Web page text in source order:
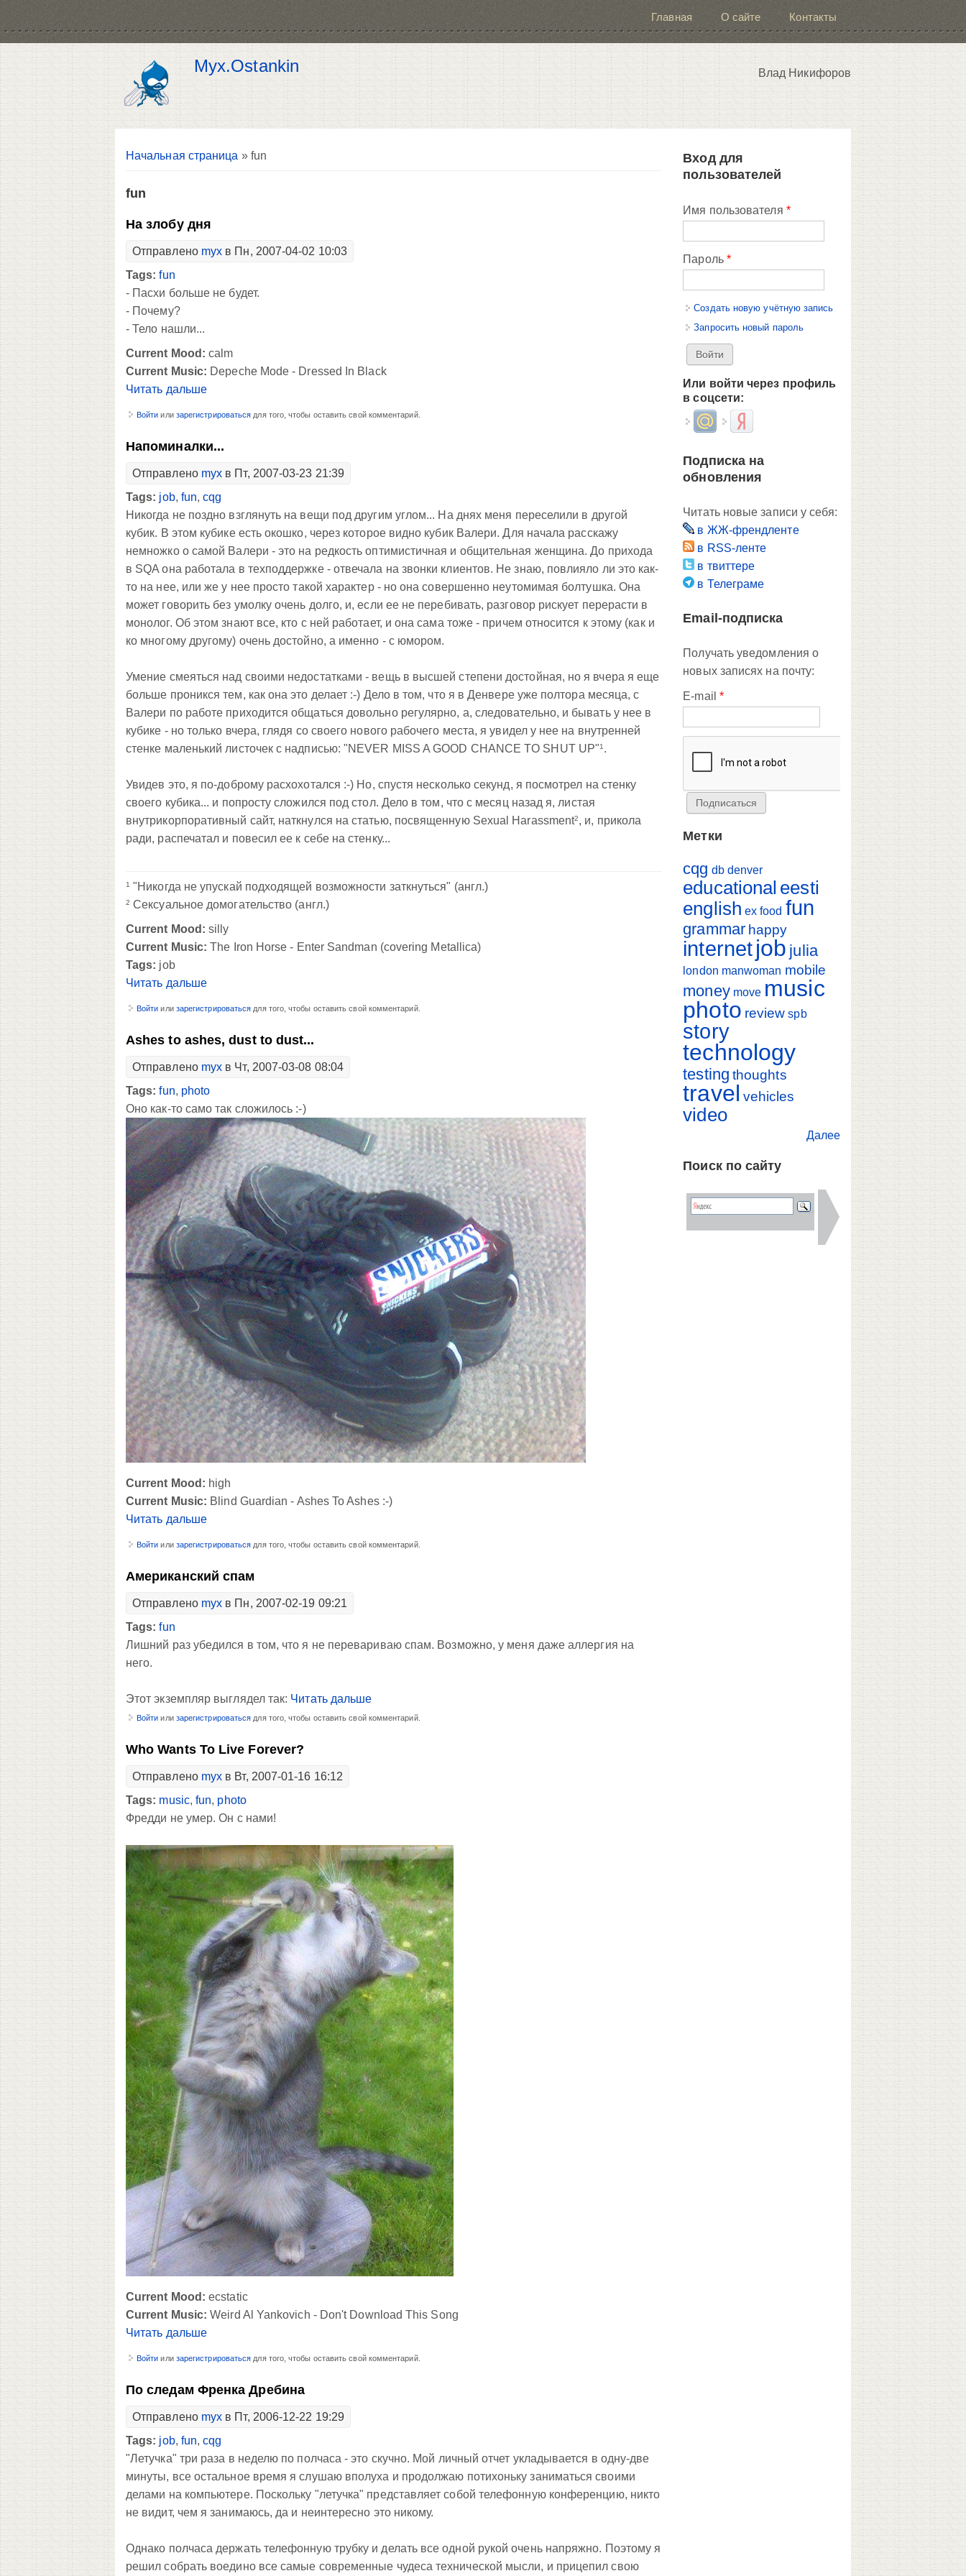
Главная О сайте Контакты
Myx.Ostankin Влад Никифоров
Вы здесь
Начальная страница » fun
fun
На злобу дня
Отправлено myx в Пн, 2007-04-02 10:03
Tags:fun
- Пасхи больше не будет.
- Почему?
- Тело нашли...
Current Mood: calm
Current Music: Depeche Mode - Dressed In Black
Читать дальше
Войти или зарегистрироваться для того, чтобы оставить свой комментарий.
Напоминалки...
Отправлено myx в Пт, 2007-03-23 21:39
Tags: job, fun,cqg
Никогда не поздно взглянуть на вещи под другим углом... На днях меня переселили в другой
кубик. В этом кубике есть окошко, через которое видно кубик Валери. Для начала расскажу
немножко о самой Валери - это на редкость оптимистичная и общительная женщина. До прихода
в SQA она работала в техподдержке - отвечала на звонки клиентов. Не знаю, повлияло ли это как-
то на нее, или же у нее просто такой характер - но она совершенно неутомимая болтушка. Она
может говорить без умолку очень долго, и, если ее не перебивать, разговор рискует перерасти в
монолог. Об этом знают все, кто с ней работает, и она сама тоже - причем относится к этому (как и
ко многому другому) очень достойно, а именно - с юмором.
Умение смеяться над своими недостатками - вещь в высшей степени достойная, но я вчера я еще
больше проникся тем, как она это делает :-) Дело в том, что я в Денвере уже полтора месяца, с
Валери по работе приходится общаться довольно регулярно, а, следовательно, и бывать у нее в
кубике - но только вчера, глядя со своего нового рабочего места, я увидел у нее на внутренней
стенке маленький листочек с надписью: "NEVER MISS A GOOD CHANCE TO SHUT UP"1 .
Увидев это, я по-доброму расхохотался :-) Но, спустя несколько секунд, я посмотрел на стенку
своего кубика... и попросту сложился под стол. Дело в том, что с месяц назад я, листая
внутрикорпоративный сайт, наткнулся на статью, посвященную Sexual Harassment2, и, прикола
ради, распечатал и повесил ее к себе на стенку...
1 "Никогда не упускай подходящей возможности заткнуться" (англ.)
2 Сексуальное домогательство (англ.)
Current Mood: silly
Current Music: The Iron Horse - Enter Sandman (covering Metallica)
Tags: job
Читать дальше
Войти или зарегистрироваться для того, чтобы оставить свой комментарий.
Ashes to ashes, dust to dust...
Отправлено myx в Чт, 2007-03-08 08:04
Tags:fun, photo
Оно как-то само так сложилось :-)
Current Mood: high
Current Music: Blind Guardian - Ashes To Ashes :-)
Читать дальше
Войти или зарегистрироваться для того, чтобы оставить свой комментарий.
Американский спам
Отправлено myx в Пн, 2007-02-19 09:21
Tags:fun
Лишний раз убедился в том, что я не перевариваю спам. Возможно, у меня даже аллергия на
него.
Этот экземпляр выглядел так: Читать дальше
Войти или зарегистрироваться для того, чтобы оставить свой комментарий.
Who Wants To Live Forever?
Отправлено myx в Вт, 2007-01-16 16:12
Tags: music,fun, photo
Фредди не умер. Он с нами!
Current Mood: ecstatic
Current Music: Weird Al Yankovich - Don't Download This Song
Читать дальше
Войти или зарегистрироваться для того, чтобы оставить свой комментарий.
По следам Френка Дребина
Отправлено myx в Пт, 2006-12-22 19:29
Tags: job, fun,cqg
"Летучка" три раза в неделю по полчаса - это скучно. Мой личный отчет укладывается в одну-две
минуты, все остальное время я слушаю вполуха и продолжаю потихоньку заниматься своими
делами на компьютере. Поскольку "летучка" представляет собой телефонную конференцию, никто
не видит, чем я занимаюсь, да и неинтересно это никому.
Однако полчаса держать телефонную трубку и делать все одной рукой очень напряжно. Поэтому я
решил собрать воедино все самые современные чудеса технической мысли, и прицепил свою
Вход для
пользователей
Имя пользователя *
Пароль *
Создать новую учётную запись
Запросить новый пароль
Или войти через профиль
в соцсети:
Login with Mail.ruLogin with Яндекс
Подписка на
обновления
Читать новые записи у себя:
в ЖЖ-френдленте
в RSS-ленте
в твиттере
в Телеграме
Email-подписка
Получать уведомления о
новых записях на почту:
E-mail *
Метки
cqg db denver
educational eesti
english ex food fun
grammar happy
internetjob julia
london manwoman mobile
money move music
photo review spb
story
technology
testing thoughts
travel vehicles
video
Далее
Поиск по сайту